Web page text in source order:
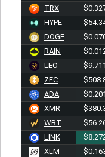
TRX
HYPE
DOGE
RAIN
LEO
ZEC
ADA
XMR
WBT
LINK
XLM